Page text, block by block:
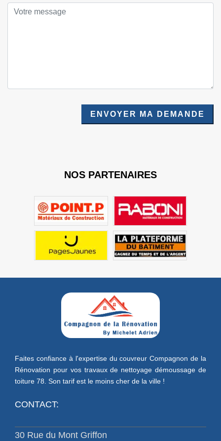
NOS PARTENAIRES
Faites confiance à l'expertise du couvreur Compagnon de la
Rénovation pour vos travaux de nettoyage démoussage de
toiture 78 . Son tarif est le moins cher de la ville !
CONTACT:
30 Rue du Mont Griffon